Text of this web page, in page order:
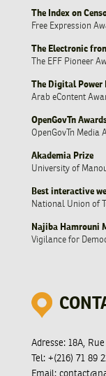
The Index on
Free Expression
The Electronic
The EFF Pioneer
The Digital Power
Arab eContent
OpenGovTn
OpenGovTn Media
Akademia Prize
University of
Best interactive
National Union of
Najiba Hamrouni
Vigilance for
Adresse: 18A,
Tel: +(216) 71 89
Email: